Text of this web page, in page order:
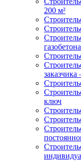
200 м²
газобетона
ключ